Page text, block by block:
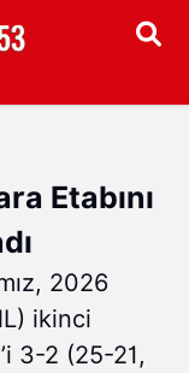
Etabını
2026
ikinci
3-2 (25-21,